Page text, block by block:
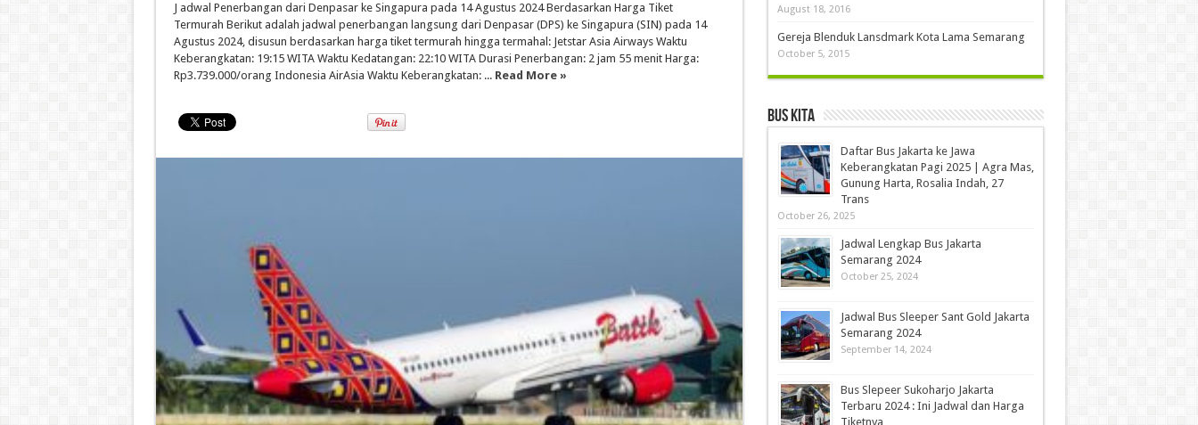
J adwal Penerbangan dari Denpasar ke Singapura pada 14 Agustus 2024 Berdasarkan Harga Tiket
Termurah Berikut adalah jadwal penerbangan langsung dari Denpasar (DPS) ke Singapura (SIN) pada 14
Agustus 2024, disusun berdasarkan harga tiket termurah hingga termahal: Jetstar Asia Airways Waktu
Keberangkatan: 19:15 WITA Waktu Kedatangan: 22:10 WITA Durasi Penerbangan: 2 jam 55 menit Harga:
Rp3.739.000/orang Indonesia AirAsia Waktu Keberangkatan: ... Read More »
August 18, 2016
Gereja Blenduk Lansdmark Kota Lama Semarang
October 5, 2015
Bus Kita
Daftar Bus Jakarta ke Jawa
Keberangkatan Pagi 2025 | Agra Mas,
Gunung Harta, Rosalia Indah, 27
Trans
October 26, 2025
Jadwal Lengkap Bus Jakarta
Semarang 2024
October 25, 2024
Jadwal Bus Sleeper Sant Gold Jakarta
Semarang 2024
September 14, 2024
Bus Slepeer Sukoharjo Jakarta
Terbaru 2024 : Ini Jadwal dan Harga
Tiketnya